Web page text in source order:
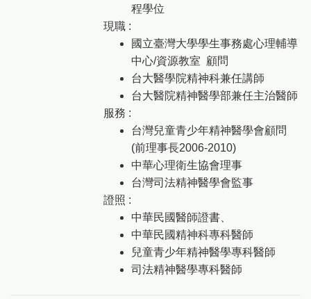
程學位
現職 :
國立臺灣大學學生事務處心理輔導
中心/資源教室 顧問
台大醫學院精神科兼任講師
台大醫院精神醫學部兼任主治醫師
服務 :
台灣兒童青少年精神醫學會顧問
(前理事長2006-2010)
中華心理衛生協會理事
台灣司法精神醫學會監事
證照 :
中華民國醫師證書、
中華民國精神科專科醫師
兒童青少年精神醫學專科醫師
司法精神醫學專科醫師